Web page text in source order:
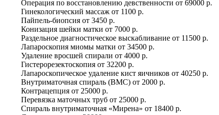
Операция по восстановлению девственности от 69000 р.
Гинекологический массаж от 1100 р.
Пайпель-биопсия от 3450 р.
Конизация шейки матки от 7000 р.
Раздельное диагностическое выскабливание от 11500 р.
Лапароскопия миомы матки от 34500 р.
Удаление вросшей спирали от 4000 р.
Гистерорезектоскопия от 32200 р.
Лапароскопическое удаление кист яичников от 40250 р.
Внутриматочная спираль (ВМС) от 2000 р.
Контрацепция от 25000 р.
Перевязка маточных труб от 25000 р.
Спираль внутриматочная «​Мирена» от 18400 р.